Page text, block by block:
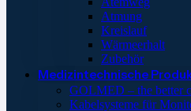
Atmung
Kreislauf
Wärmeerhalt
Zubehör
Medizintechnische
GOLMED – the better
Kabelsysteme für